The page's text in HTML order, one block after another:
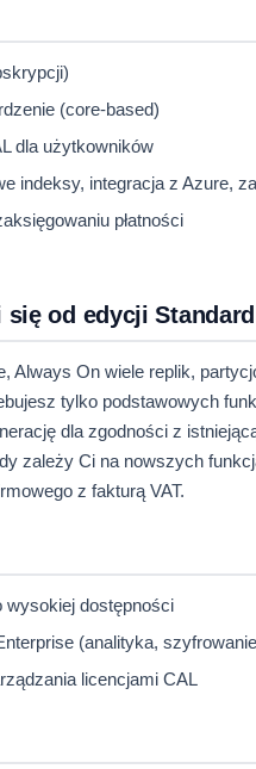
(core-based)
dla użytkowników
indeksy, integracja z Azure,
płatności
od edycji
Always On wiele replik,
tylko podstawowych
dla zgodności z
zależy Ci na nowszych
z fakturą VAT.
wysokiej dostępności
(analityka,
licencjami CAL